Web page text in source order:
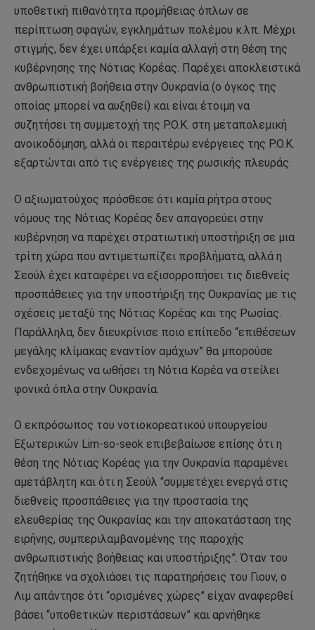
υποθετική πιθανότητα προμήθειας όπλων σε
περίπτωση σφαγών, εγκλημάτων πολέμου κ.λπ. Μέχρι
στιγμής, δεν έχει υπάρξει καμία αλλαγή στη θέση της
κυβέρνησης της Νότιας Κορέας. Παρέχει αποκλειστικά
ανθρωπιστική βοήθεια στην Ουκρανία (ο όγκος της
οποίας μπορεί να αυξηθεί) και είναι έτοιμη να
συζητήσει τη συμμετοχή της Ρ.Ο.Κ. στη μεταπολεμική
ανοικοδόμηση, αλλά οι περαιτέρω ενέργειες της Ρ.Ο.Κ.
εξαρτώνται από τις ενέργειες της ρωσικής πλευράς.
Ο αξιωματούχος πρόσθεσε ότι καμία ρήτρα στους
νόμους της Νότιας Κορέας δεν απαγορεύει στην
κυβέρνηση να παρέχει στρατιωτική υποστήριξη σε μια
τρίτη χώρα που αντιμετωπίζει προβλήματα, αλλά η
Σεούλ έχει καταφέρει να εξισορροπήσει τις διεθνείς
προσπάθειες για την υποστήριξη της Ουκρανίας με τις
σχέσεις μεταξύ της Νότιας Κορέας και της Ρωσίας.
Παράλληλα, δεν διευκρίνισε ποιο επίπεδο “επιθέσεων
μεγάλης κλίμακας εναντίον αμάχων” θα μπορούσε
ενδεχομένως να ωθήσει τη Νότια Κορέα να στείλει
φονικά όπλα στην Ουκρανία.
Ο εκπρόσωπος του νοτιοκορεατικού υπουργείου
Εξωτερικών Lim-so-seok επιβεβαίωσε επίσης ότι η
θέση της Νότιας Κορέας για την Ουκρανία παραμένει
αμετάβλητη και ότι η Σεούλ “συμμετέχει ενεργά στις
διεθνείς προσπάθειες για την προστασία της
ελευθερίας της Ουκρανίας και την αποκατάσταση της
ειρήνης, συμπεριλαμβανομένης της παροχής
ανθρωπιστικής βοήθειας και υποστήριξης”. Όταν του
ζητήθηκε να σχολιάσει τις παρατηρήσεις του Γιουν, ο
Λιμ απάντησε ότι “ορισμένες χώρες” είχαν αναφερθεί
βάσει “υποθετικών περιστάσεων” και αρνήθηκε